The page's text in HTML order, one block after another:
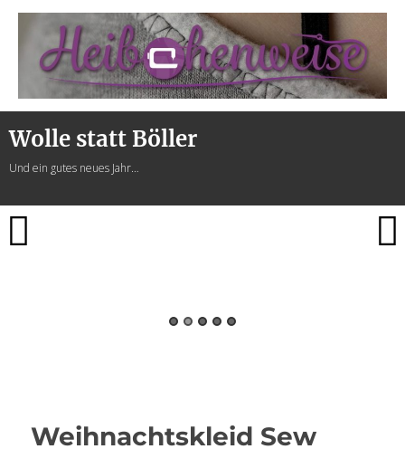
Heibchenweise
Wolle statt Böller
Und ein gutes neues Jahr…
Weihnachtskleid Sew